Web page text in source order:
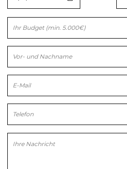
Bitte lasse dieses Feld leer.
Bitte lasse dieses Feld leer.